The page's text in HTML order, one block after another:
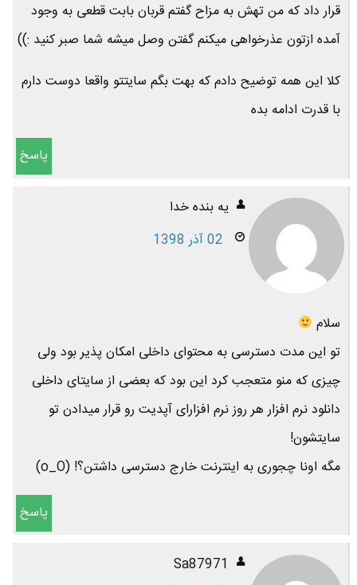
قرار داد که من تهش به مزاح گفتم قربان بابت قطعی به وجود
آمده ازتون عذرخواهی میکنم گفتن وصل میشه شما صبر کنید :))
کلا این همه توضیح دادم که بهت بگم سایتتو واقعا دوست دارم
با قدرت ادامه بده
پاسخ
يه بنده خدا
02 آذر 1398
سلام
تو این مدت دسترسی به محتوای داخلی امکان پذیر بود ولی
چیزی که منو متعجب کرد این بود که بعضی از سایتای داخلی
دانلود نرم افزار هر روز نرم افزارای آپدیت رو قرار میدادن تو
سایتشون!
مگه اونا چجوری به اینترنت خارج دسترسی داشتن؟! (o_O)
پاسخ
Sa87971